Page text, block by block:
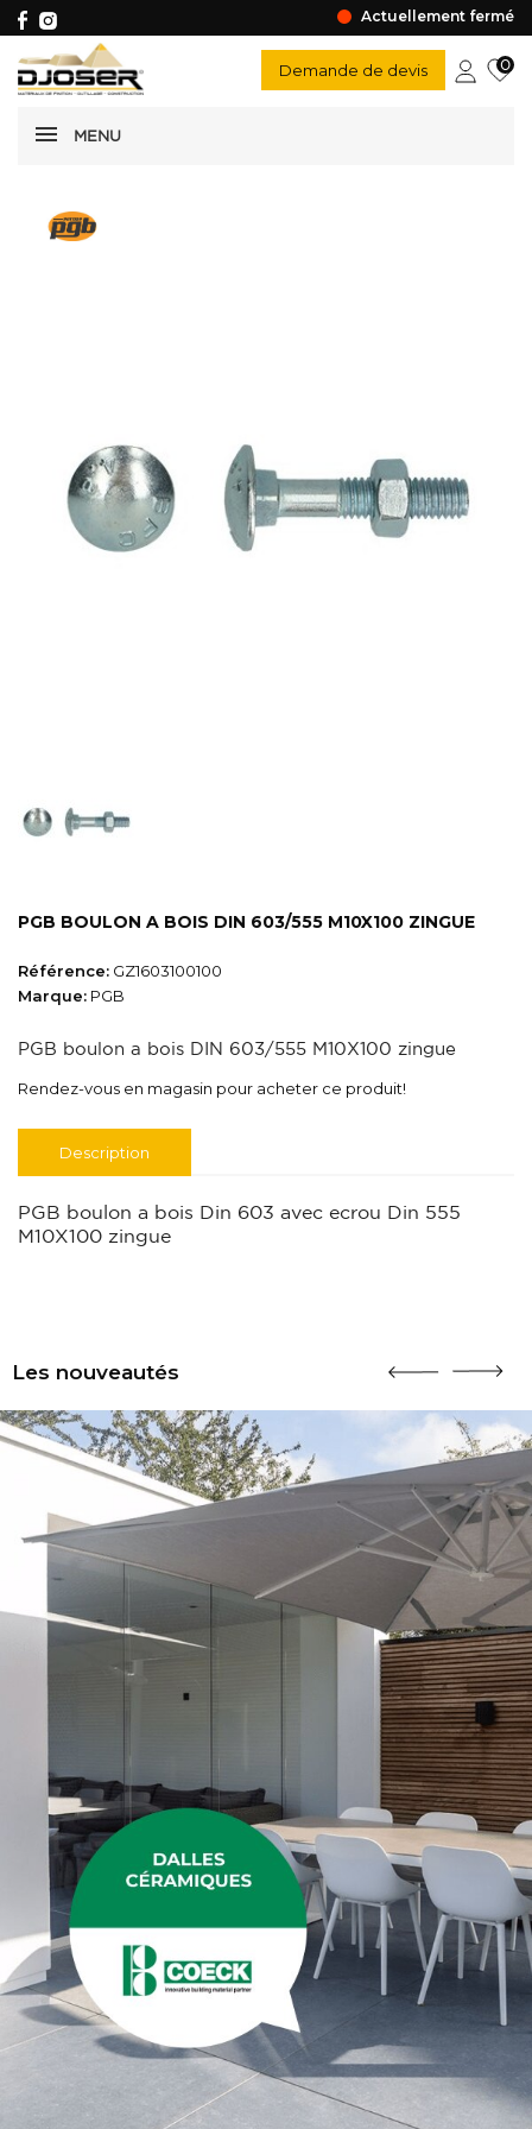
Actuellement fermé
MENU
Demande de devis 0
PGB BOULON A BOIS DIN 603/555 M10X100 ZINGUE
Référence: GZ1603100100
Marque: PGB
PGB boulon a bois DIN 603/555 M10X100 zingue
Rendez-vous en magasin pour acheter ce produit!
Description
PGB boulon a bois Din 603 avec ecrou Din 555
M10X100 zingue
Les nouveautés